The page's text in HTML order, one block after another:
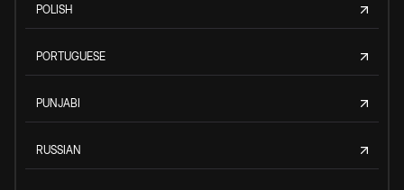
POLISH
PORTUGUESE
PUNJABI
RUSSIAN